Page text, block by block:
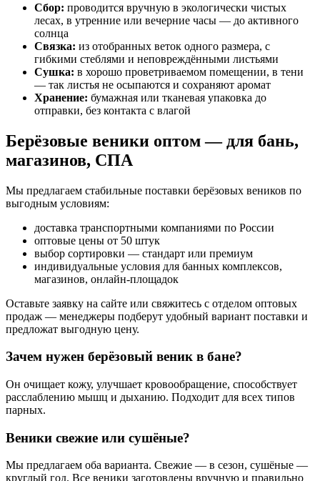
Сбор: проводится вручную в экологически чистых
лесах, в утренние или вечерние часы — до активного
солнца
Связка: из отобранных веток одного размера, с
гибкими стеблями и неповреждёнными листьями
Сушка: в хорошо проветриваемом помещении, в тени
— так листья не осыпаются и сохраняют аромат
Хранение: бумажная или тканевая упаковка до
отправки, без контакта с влагой
Берёзовые веники оптом — для бань,
магазинов, СПА
Мы предлагаем стабильные поставки берёзовых веников по
выгодным условиям:
доставка транспортными компаниями по России
оптовые цены от 50 штук
выбор сортировки — стандарт или премиум
индивидуальные условия для банных комплексов,
магазинов, онлайн-площадок
Оставьте заявку на сайте или свяжитесь с отделом оптовых
продаж — менеджеры подберут удобный вариант поставки и
предложат выгодную цену.
Зачем нужен берёзовый веник в бане?
Он очищает кожу, улучшает кровообращение, способствует
расслаблению мышц и дыханию. Подходит для всех типов
парных.
Веники свежие или сушёные?
Мы предлагаем оба варианта. Свежие — в сезон, сушёные —
круглый год. Все веники заготовлены вручную и правильно